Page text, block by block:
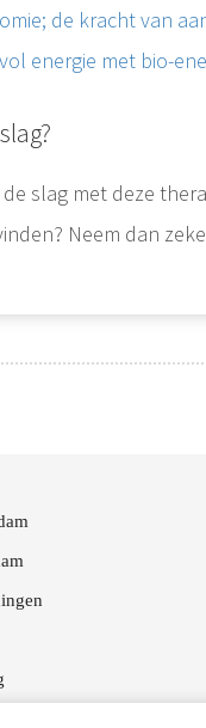
de kracht van
energie met bio-
slag met deze
Neem dan